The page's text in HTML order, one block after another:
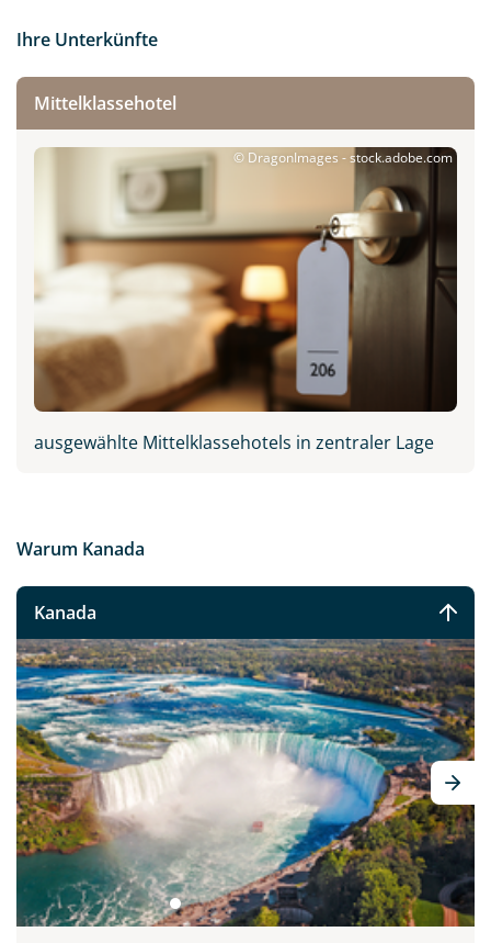
Ihre Unterkünfte
Mittelklassehotel
© DragonImages - stock.adobe.com
ausgewählte Mittelklassehotels in zentraler Lage
Warum Kanada
Kanada